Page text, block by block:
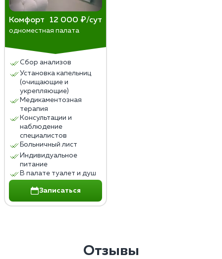
Комфорт 12 000 ₽/сут
одноместная палата
Сбор анализов
Установка капельниц
(очищающие и
укрепляющие)
Медикаментозная
терапия
Консультации и
наблюдение
специалистов
Больничный лист
Индивидуальное
питание
В палате туалет и душ
Записаться
Отзывы